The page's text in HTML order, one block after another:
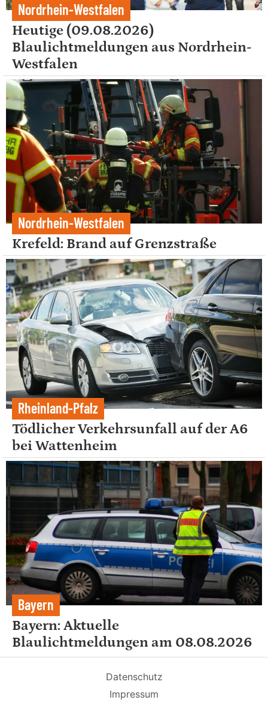
Nordrhein-Westfalen
Heutige (09.08.2026)
Blaulichtmeldungen aus Nordrhein-
Westfalen
Nordrhein-Westfalen
Krefeld: Brand auf Grenzstraße
Rheinland-Pfalz
Tödlicher Verkehrsunfall auf der A6
bei Wattenheim
Bayern
Bayern: Aktuelle
Blaulichtmeldungen am 08.08.2026
Datenschutz
Impressum